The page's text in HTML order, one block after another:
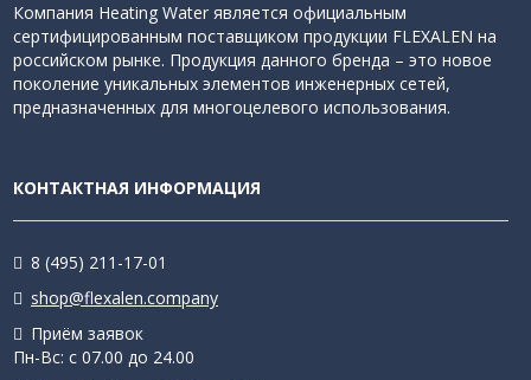
Компания Heating Water является официальным
сертифицированным поставщиком продукции FLEXALEN на
российском рынке. Продукция данного бренда – это новое
поколение уникальных элементов инженерных сетей,
предназначенных для многоцелевого использования.
КОНТАКТНАЯ ИНФОРМАЦИЯ
8 (495) 211-17-01
shop@flexalen.company
Приём заявок
Пн-Вс: с 07.00 до 24.00